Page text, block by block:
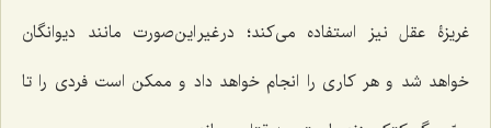
غریزۀ عقل نیز استفاده می‌کند؛ در غیر این‌صورت مانند دیوانگان
خواهد شد و هر کاری را انجام خواهد داد و ممکن است فردی را تا